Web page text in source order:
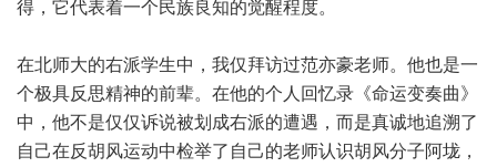
得，它代表着一个民族良知的觉醒程度。
在北师大的右派学生中，我仅拜访过范亦豪老师。他也是一
个极具反思精神的前辈。在他的个人回忆录《命运变奏曲》
中，他不是仅仅诉说被划成右派的遭遇，而是真诚地追溯了
自己在反胡风运动中检举了自己的老师认识胡风分子阿垅，